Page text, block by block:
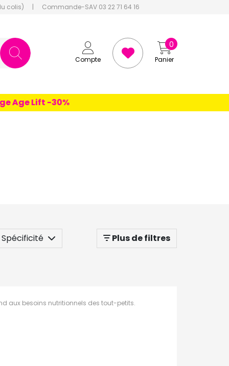
colis) | Commande-SAV 03 22 71 64 16
Compte Panier
0
Lift -30%
Spécificité
Plus de filtres
aux besoins nutritionnels des tout-petits.